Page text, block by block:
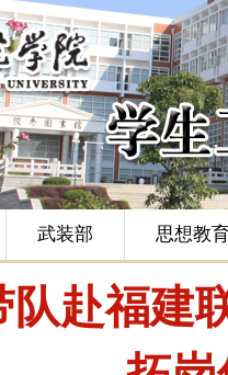
武装部 思想教
赴福建